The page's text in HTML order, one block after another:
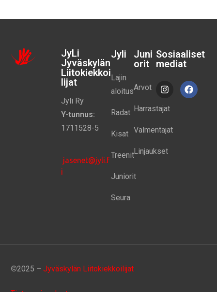
JyLi
Jyväskylän
Liitokiekkoi
lijat
Jyli Ry
Y-tunnus:
1711528-5
jasenet@jyli.f
i
Jyli
Lajin
aloitus
Radat
Kisat
Treenit
Juniorit
Seura
Juni
orit
Arvot
Harrastajat
Valmentajat
Linjaukset
Sosiaaliset
mediat
©2025 –Jyväskylän Liitokiekkoilijat
Tietosuojaseloste